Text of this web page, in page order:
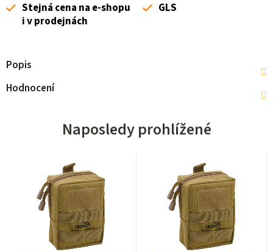
Stejná cena na e-shopu
i v prodejnách
GLS
Popis
Hodnocení
Naposledy prohlížené